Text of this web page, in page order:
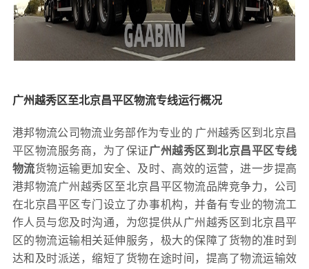
广州越秀区至北京昌平区物流专线运行概况
港邦物流公司物流业务部作为专业的 广州越秀区到北京昌
平区物流服务商，为了保证广州越秀区到北京昌平区专线
物流货物运输更加安全、及时、高效的运营，进一步提高
港邦物流广州越秀区至北京昌平区物流品牌竞争力，公司
在北京昌平区专门设立了办事机构，并备有专业的物流工
作人员与您及时沟通，为您提供从广州越秀区到北京昌平
区的物流运输相关延伸服务，极大的保障了货物的准时到
达和及时派送，缩短了货物在途时间，提高了物流运输效